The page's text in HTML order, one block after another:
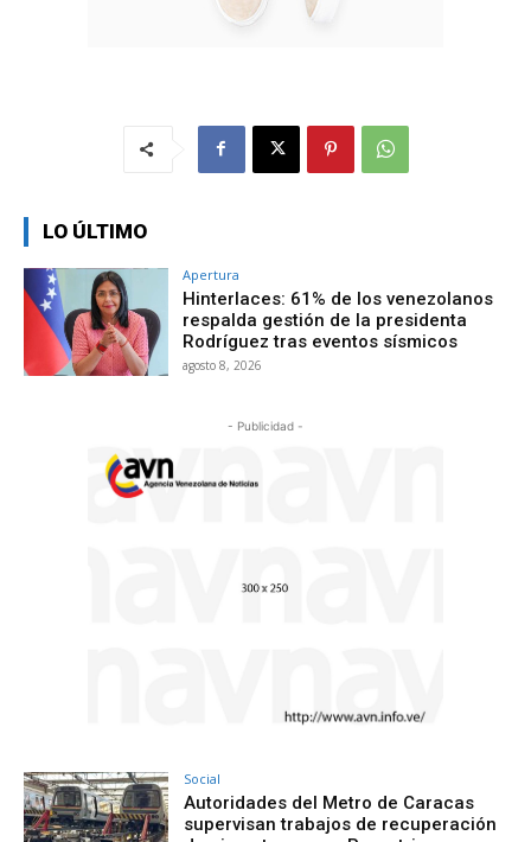
LO ÚLTIMO
Apertura
Hinterlaces: 61% de los venezolanos
respalda gestión de la presidenta
Rodríguez tras eventos sísmicos
agosto 8, 2026
- Publicidad -
Social
Autoridades del Metro de Caracas
supervisan trabajos de recuperación